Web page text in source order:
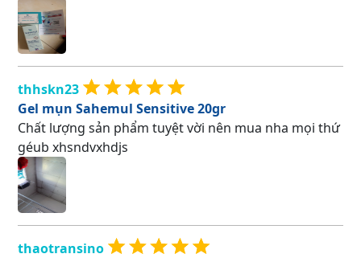
thhskn23
Gel mụn Sahemul Sensitive 20gr
Chất lượng sản phẩm tuyệt vời nên mua nha mọi thứ
géub xhsndvxhdjs
thaotransino